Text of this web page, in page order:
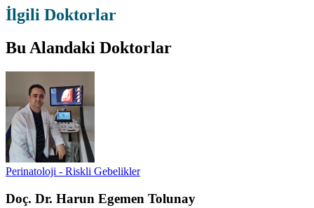
İlgili Doktorlar
Bu Alandaki Doktorlar
Perinatoloji - Riskli Gebelikler
Doç. Dr. Harun Egemen Tolunay